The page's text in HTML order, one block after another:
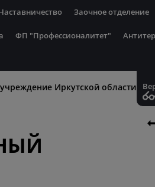
Заочное отделение
ФП "Профессионалитет"
Иркутской области